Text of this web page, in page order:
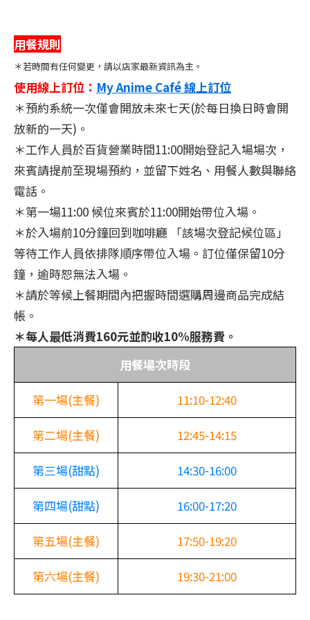
用餐規則
＊若時間有任何變更，請以店家最新資訊為主。
使用線上訂位： My Anime Café 線上訂位
＊預約系統一次僅會開放未來七天(於每日換日時會開
放新的一天)。
＊工作人員於百貨營業時間11:00開始登記入場場次，
來賓請提前至現場預約，並留下姓名、用餐人數與聯絡
電話。
＊第一場11:00 候位來賓於11:00開始帶位入場。
＊於入場前10分鐘回到咖啡廳 「該場次登記候位區」
等待工作人員依排隊順序帶位入場。訂位僅保留10分
鐘，逾時恕無法入場。
＊請於等候上餐期間內把握時間選購周邊商品完成結
帳。
＊每人最低消費160元並酌收10%服務費。
用餐場次時段
第一場(主餐) 11:10-12:40
第二場(主餐) 12:45-14:15
第三場(甜點) 14:30-16:00
第四場(甜點) 16:00-17:20
第五場(主餐) 17:50-19:20
第六場(主餐) 19:30-21:00